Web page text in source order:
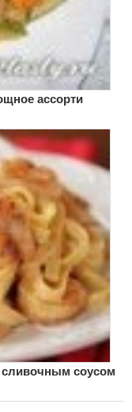
ассорти
сливочным соусом